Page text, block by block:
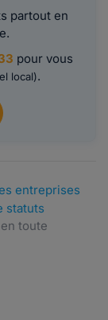
partout en
pour vous
local).
entreprises
statuts
toute